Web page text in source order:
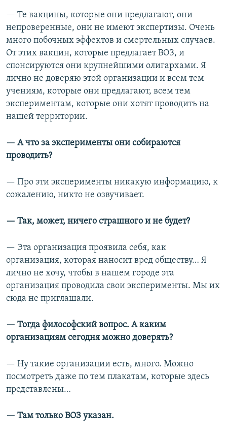
— Те вакцины, которые они предлагают, они
непроверенные, они не имеют экспертизы. Очень
много побочных эффектов и смертельных случаев.
От этих вакцин, которые предлагает ВОЗ, и
спонсируются они крупнейшими олигархами. Я
лично не доверяю этой организации и всем тем
учениям, которые они предлагают, всем тем
экспериментам, которые они хотят проводить на
нашей территории.
— А что за эксперименты они собираются
проводить?
— Про эти эксперименты никакую информацию, к
сожалению, никто не озвучивает.
— Так, может, ничего страшного и не будет?
— Эта организация проявила себя, как
организация, которая наносит вред обществу… Я
лично не хочу, чтобы в нашем городе эта
организация проводила свои эксперименты. Мы их
сюда не приглашали.
— Тогда философский вопрос. А каким
организациям сегодня можно доверять?
— Ну такие организации есть, много. Можно
посмотреть даже по тем плакатам, которые здесь
представлены…
— Там только ВОЗ указан.